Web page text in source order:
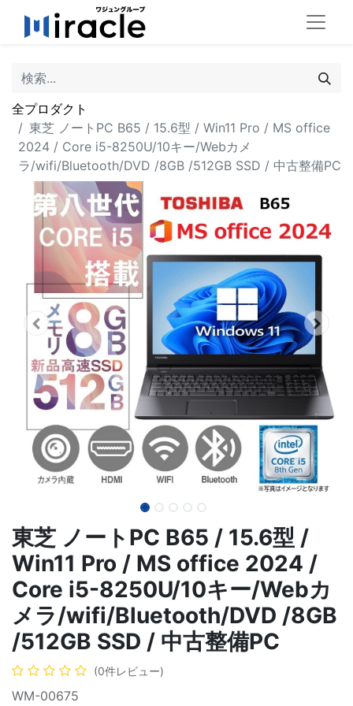
全プロダクト
東芝 ノートPC B65 / 15.6型 / Win11 Pro / MS office
2024 / Core i5-8250U/10キー/Webカメ
ラ/wifi/Bluetooth/DVD /8GB /512GB SSD / 中古整備PC
東芝 ノートPC B65 / 15.6型 /
Win11 Pro / MS office 2024 /
Core i5-8250U/10キー/Webカ
メラ/wifi/Bluetooth/DVD /8GB
/512GB SSD / 中古整備PC
(0件レビュー)
WM-00675